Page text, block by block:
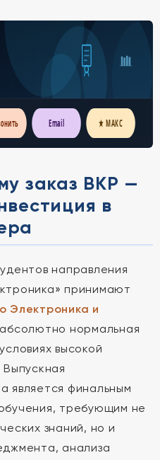
Email ★ МАКС
заказ ВКР —
в
направления
принимают
Электроника и
нормальная
высокой
Выпускная
является финальным
требующим не
знаний, но и
анализа